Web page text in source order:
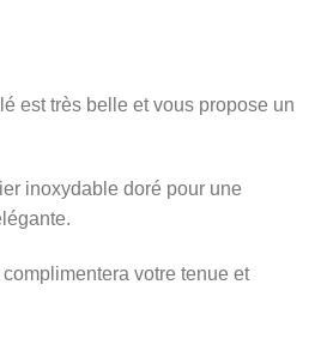
est très belle et vous propose un
inoxydable doré pour une
votre tenue et